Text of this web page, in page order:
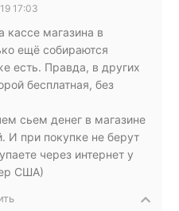
17:03
кассе магазина в
ещё собираются
есть. Правда, в других
бесплатная, без
сьем денег в магазине
И при покупке не берут
через интернет у
США)